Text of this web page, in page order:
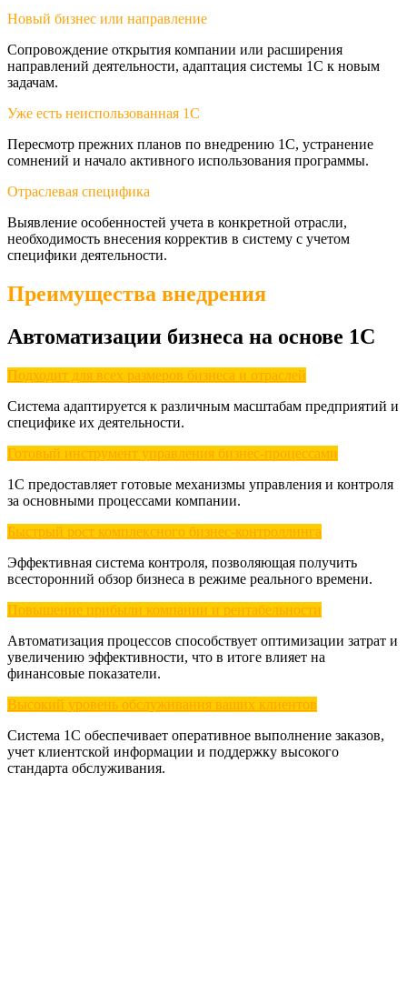
Новый бизнес или направление
Сопровождение открытия компании или расширения
направлений деятельности, адаптация системы 1С к новым
задачам.
Уже есть неиспользованная 1С
Пересмотр прежних планов по внедрению 1С, устранение
сомнений и начало активного использования программы.
Отраслевая специфика
Выявление особенностей учета в конкретной отрасли,
необходимость внесения корректив в систему с учетом
специфики деятельности.
Преимущества внедрения
Автоматизации бизнеса на основе 1С
Подходит для всех размеров бизнеса и отраслей
Система адаптируется к различным масштабам предприятий и
специфике их деятельности.
Готовый инструмент управления бизнес-процессами
1С предоставляет готовые механизмы управления и контроля
за основными процессами компании.
Быстрый рост комплексного бизнес-контроллинга
Эффективная система контроля, позволяющая получить
всесторонний обзор бизнеса в режиме реального времени.
Повышение прибыли компании и рентабельности
Автоматизация процессов способствует оптимизации затрат и
увеличению эффективности, что в итоге влияет на
финансовые показатели.
Высокий уровень обслуживания ваших клиентов
Система 1С обеспечивает оперативное выполнение заказов,
учет клиентской информации и поддержку высокого
стандарта обслуживания.